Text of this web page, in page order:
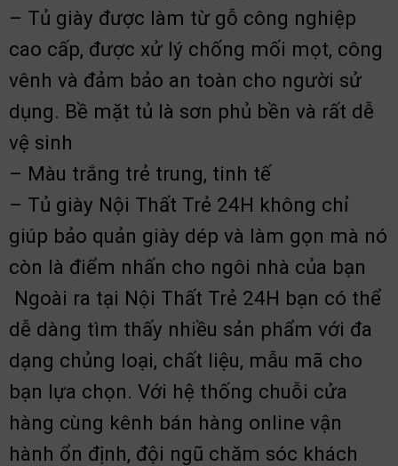
– Tủ giày được làm từ gỗ công nghiệp
cao cấp, được xử lý chống mối mọt, công
vênh và đảm bảo an toàn cho người sử
dụng. Bề mặt tủ là sơn phủ bền và rất dễ
vệ sinh
– Màu trắng trẻ trung, tinh tế
– Tủ giày Nội Thất Trẻ 24H không chỉ
giúp bảo quản giày dép và làm gọn mà nó
còn là điểm nhấn cho ngôi nhà của bạn
Ngoài ra tại Nội Thất Trẻ 24H bạn có thể
dễ dàng tìm thấy nhiều sản phẩm với đa
dạng chủng loại, chất liệu, mẫu mã cho
bạn lựa chọn. Với hệ thống chuỗi cửa
hàng cùng kênh bán hàng online vận
hành ổn định, đội ngũ chăm sóc khách